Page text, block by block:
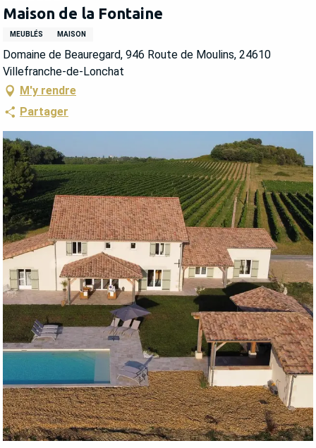
Maison de la Fontaine
MEUBLÉS MAISON
Domaine de Beauregard, 946 Route de Moulins, 24610
Villefranche-de-Lonchat
M'y rendre
Partager